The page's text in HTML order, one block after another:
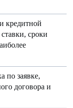
кредитной
сроки
по заявке,
договора и